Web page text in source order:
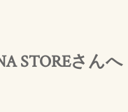
STOREさんへ